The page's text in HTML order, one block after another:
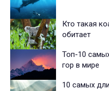
Кто такая
обитает
Топ-10
гор в мире
10 самых